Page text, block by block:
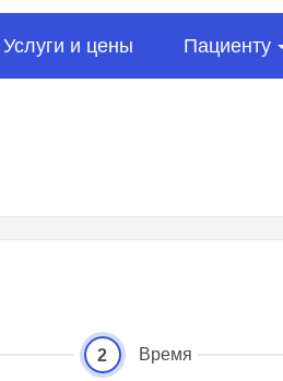
Услуги и цены Пациенту
2 Время